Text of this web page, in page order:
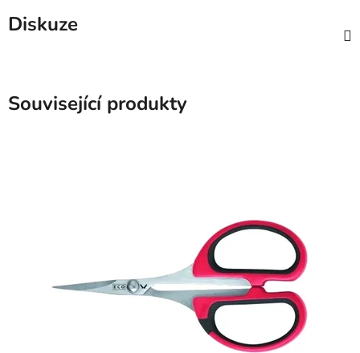
Diskuze
Související produkty